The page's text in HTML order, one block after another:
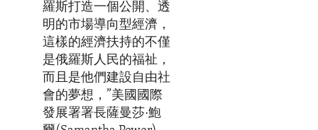
羅斯打造一個公開、透
明的市場導向型經濟，
這樣的經濟扶持的不僅
是俄羅斯人民的福祉，
而且是他們建設自由社
會的夢想，”美國國際
發展署署長薩曼莎·鮑